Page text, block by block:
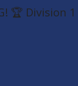
🏆 Division